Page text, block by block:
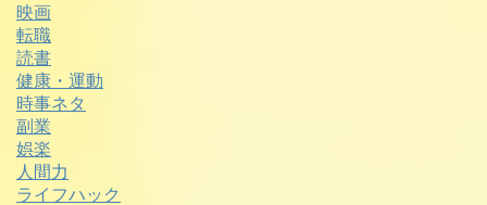
映画
転職
読書
健康・運動
時事ネタ
副業
娯楽
人間力
ライフハック